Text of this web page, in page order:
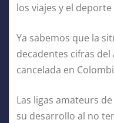
los viajes y el
Ya sabemos que la
decadentes cifras
cancelada en
Las ligas amateurs
su desarrollo al no